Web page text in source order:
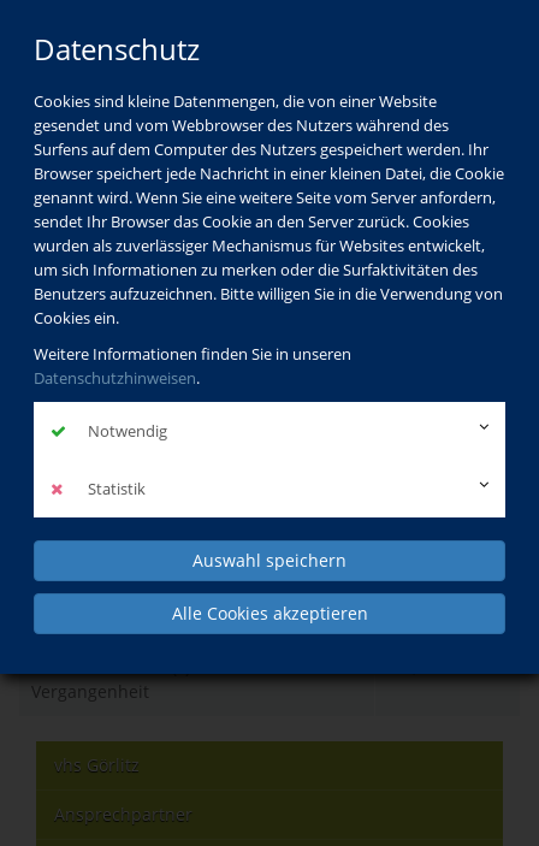
Datenschutz
Cookies sind kleine Datenmengen, die von einer Website
gesendet und vom Webbrowser des Nutzers während des
Surfens auf dem Computer des Nutzers gespeichert werden. Ihr
Browser speichert jede Nachricht in einer kleinen Datei, die Cookie
genannt wird. Wenn Sie eine weitere Seite vom Server anfordern,
sendet Ihr Browser das Cookie an den Server zurück. Cookies
wurden als zuverlässiger Mechanismus für Websites entwickelt,
um sich Informationen zu merken oder die Surfaktivitäten des
Benutzers aufzuzeichnen. Bitte willigen Sie in die Verwendung von
Cookies ein.
Weitere Informationen finden Sie in unseren
Datenschutzhinweisen.
Notwendig
Statistik
Auswahl speichern
Alle Cookies akzeptieren
vhs Görlitz
Kursleiterverzeichnis
Helen Sophia Müller
Helen Sophia
Müller
Profil
Kurse der dozierenden Person
Vergangenheit
vhs Görlitz
Ansprechpartner